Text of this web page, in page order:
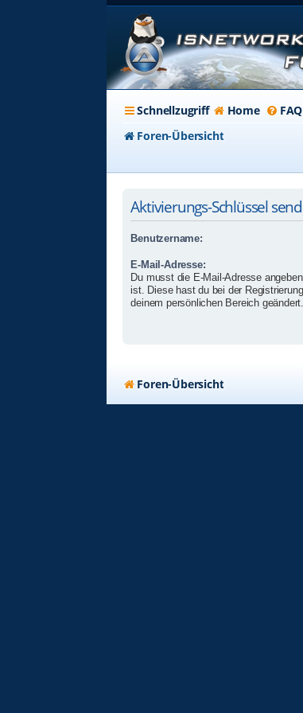
Schnellzugriff Home FAQ
Foren-Übersicht
Aktivierungs-Schlüssel
Benutzername:
E-Mail-Adresse:
Du musst die E-Mail-Adresse
ist. Diese hast du bei der
deinem persönlichen Bereich geändert.
Foren-Übersicht